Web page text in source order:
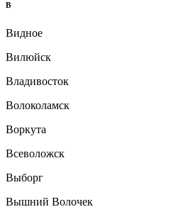
В
Видное
Вилюйск
Владивосток
Волоколамск
Воркута
Всеволожск
Выборг
Вышний Волочек